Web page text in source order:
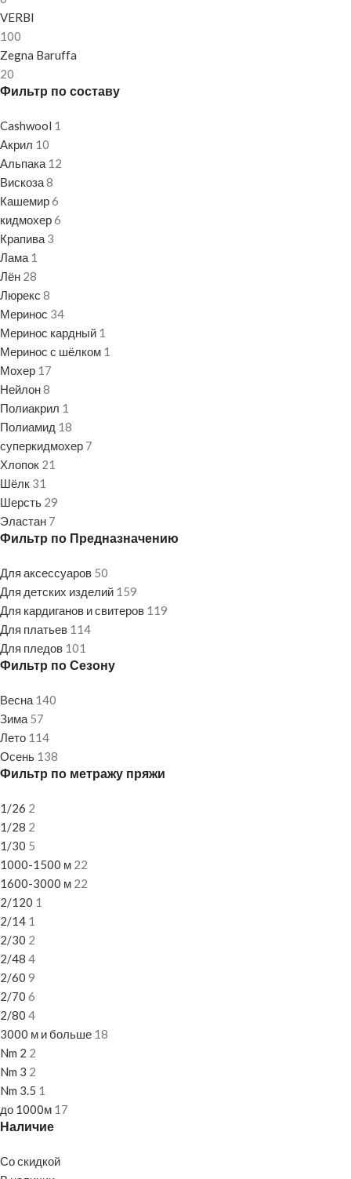
VERBI
100
Zegna Baruffa
20
Фильтр по составу
Cashwool 1
Акрил 10
Альпака 12
Вискоза8
Кашемир6
кидмохер6
Крапива 3
Лама 1
Лён 28
Люрекс 8
Меринос 34
Меринос кардный 1
Меринос с шёлком 1
Мохер 17
Нейлон8
Полиакрил 1
Полиамид 18
суперкидмохер 7
Хлопок 21
Шёлк 31
Шерсть 29
Эластан 7
Фильтр по Предназначению
Для аксессуаров 50
Для детских изделий 159
Для кардиганов и свитеров 119
Для платьев 114
Для пледов 101
Фильтр по Сезону
Весна 140
Зима 57
Лето 114
Осень 138
Фильтр по метражу пряжи
1/26 2
1/28 2
1/30 5
1000-1500 м 22
1600-3000 м 22
2/120 1
2/14 1
2/30 2
2/48 4
2/60 9
2/70 6
2/80 4
3000 м и больше 18
Nm 2 2
Nm 3 2
Nm 3.5 1
до 1000м 17
Наличие
Со скидкой